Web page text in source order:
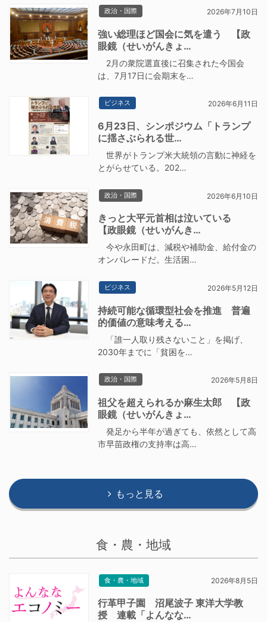
政治・国際 2026年7月10日
強い総理ほど国会に気を遣う 【政
眼鏡（せいがんきょ…
2月の衆院選直後に召集された今国会
は、7月17日に会期末を…
ビジネス 2026年6月11日
6月23日、シンポジウム「トランプ
に揺さぶられる世…
世界がトランプ米大統領の言動に神経を
とがらせている。202…
政治・国際 2026年6月10日
きっと大平元首相は泣いている
【政眼鏡（せいがんき…
今や永田町は、減税や補助金、給付金の
オンパレードだ。生活困…
ビジネス 2026年5月12日
持続可能な循環型社会を推進 普遍
的価値の意味考える…
「誰一人取り残さないこと」を掲げ、
2030年までに「貧困を…
政治・国際 2026年5月8日
祖父を超えられるか麻生太郎 【政
眼鏡（せいがんきょ…
発足から半年が過ぎても、依然として高
市早苗政権の支持率は高…
もっと見る
食・農・地域
食・農・地域 2026年8月5日
行革甲子園 沼尾波子 東洋大学教
授 連載「よんなな…